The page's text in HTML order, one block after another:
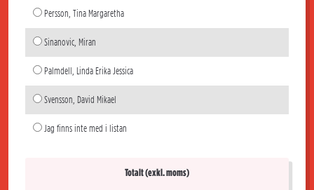
Persson, Tina Margaretha
Sinanovic, Miran
Palmdell, Linda Erika Jessica
Svensson, David Mikael
Jag finns inte med i listan
Totalt (exkl. moms)